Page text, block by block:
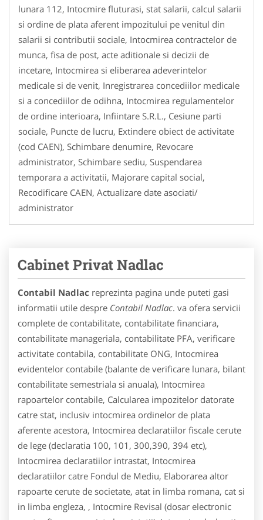
lunara 112, Intocmire fluturasi, stat salarii, calcul salarii
si ordine de plata aferent impozitului pe venitul din
salarii si contributii sociale, Intocmirea contractelor de
munca, fisa de post, acte aditionale si decizii de
incetare, Intocmirea si eliberarea adeverintelor
medicale si de venit, Inregistrarea concediilor medicale
si a concediilor de odihna, Intocmirea regulamentelor
de ordine interioara, Infiintare S.R.L., Cesiune parti
sociale, Puncte de lucru, Extindere obiect de activitate
(cod CAEN), Schimbare denumire, Revocare
administrator, Schimbare sediu, Suspendarea
temporara a activitatii, Majorare capital social,
Recodificare CAEN, Actualizare date asociati/
administrator
Cabinet Privat Nadlac
Contabil Nadlac reprezinta pagina unde puteti gasi
informatii utile despre Contabil Nadlac. va ofera servicii
complete de contabilitate, contabilitate financiara,
contabilitate manageriala, contabilitate PFA, verificare
activitate contabila, contabilitate ONG, Intocmirea
evidentelor contabile (balante de verificare lunara, bilant
contabilitate semestriala si anuala), Intocmirea
rapoartelor contabile, Calcularea impozitelor datorate
catre stat, inclusiv intocmirea ordinelor de plata
aferente acestora, Intocmirea declaratiilor fiscale cerute
de lege (declaratia 100, 101, 300,390, 394 etc),
Intocmirea declaratiilor intrastat, Intocmirea
declaratiilor catre Fondul de Mediu, Elaborarea altor
rapoarte cerute de societate, atat in limba romana, cat si
in limba engleza, , Intocmire Revisal (dosar electronic